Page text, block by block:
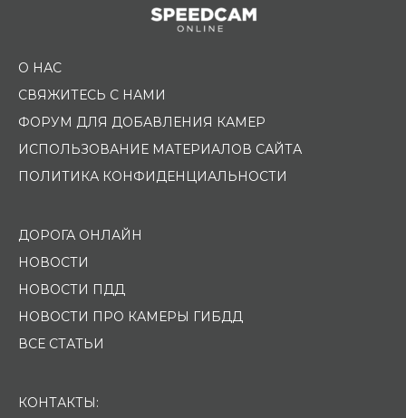
О НАС
СВЯЖИТЕСЬ С НАМИ
ФОРУМ ДЛЯ ДОБАВЛЕНИЯ КАМЕР
ИСПОЛЬЗОВАНИЕ МАТЕРИАЛОВ САЙТА
ПОЛИТИКА КОНФИДЕНЦИАЛЬНОСТИ
ДОРОГА ОНЛАЙН
НОВОСТИ
НОВОСТИ ПДД
НОВОСТИ ПРО КАМЕРЫ ГИБДД
ВСЕ СТАТЬИ
КОНТАКТЫ: